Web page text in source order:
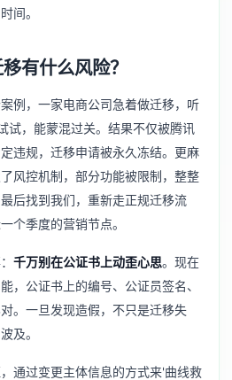
间。
有什么风险？
例，一家电商公司急着做迁移，听
试，能蒙混过关。结果不仅被腾讯
违规，迁移申请被永久冻结。更麻
风控机制，部分功能被限制，整整
后找到我们，重新走正规迁移流
个季度的营销节点。
千万别在公证书上动歪心思。现在
，公证书上的编号、公证员签名、
。一旦发现造假，不只是迁移失
及。
通过变更主体信息的方式来'曲线救